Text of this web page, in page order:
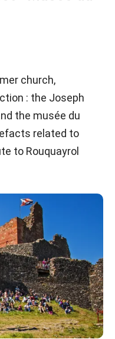
church,
: the Joseph
the musée du
related to
to Rouquayrol